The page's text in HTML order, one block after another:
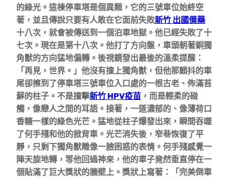
的綠光。這棟停車塔是個異類，它的三號車位始終空
著，並且傳說只要有人敢在它面前失敗新竹 出國備藥
十八次，就會被傳送到一個泊車地獄。他已經失敗了十
七次。現在是第十八次。他打了方向盤，車頭朝著銅獨
角獸的方向猛地偏轉。後視鏡發出最後的溫柔提醒：
「再見，世界。」他沒有撞上獨角獸，但他那顫抖的車
尾卻擦到了停車塔三號車位入口處的一根古老、佈滿苔
蘚的柱子。不是撞擊新竹 HPV疫苗 ，而是輕柔的碰
觸，像戀人之間的耳語。接著，一道濃郁的、像薄荷口
香糖一樣的綠色光芒。猛地從柱子爆發出來，瞬間吞噬
了何手殘和他的掀背車。光芒消失後，窄巷恢復了平
靜，只剩下獨角獸雕像一臉困惑的表情。何手殘感覺一
陣天旋地轉，等他回過神來，他的車子竟然垂直停在一
個貼滿了巨大獎狀的牆壁上。獎狀上寫著：「完美倒車